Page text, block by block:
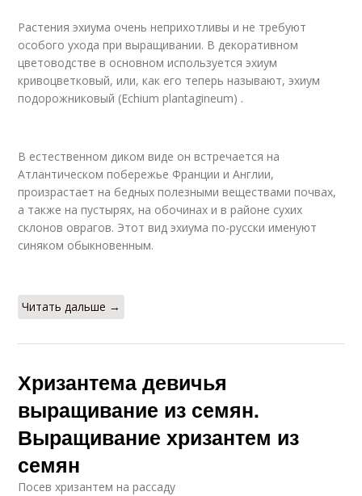
Растения эхиума очень неприхотливы и не требуют
особого ухода при выращивании. В декоративном
цветоводстве в основном используется эхиум
кривоцветковый, или, как его теперь называют, эхиум
подорожниковый (Echium plantagineum) .
В естественном диком виде он встречается на
Атлантическом побережье Франции и Англии,
произрастает на бедных полезными веществами почвах,
а также на пустырях, на обочинах и в районе сухих
склонов оврагов. Этот вид эхиума по-русски именуют
синяком обыкновенным.
Читать дальше →
Хризантема девичья
выращивание из семян.
Выращивание хризантем из
семян
Посев хризантем на рассаду